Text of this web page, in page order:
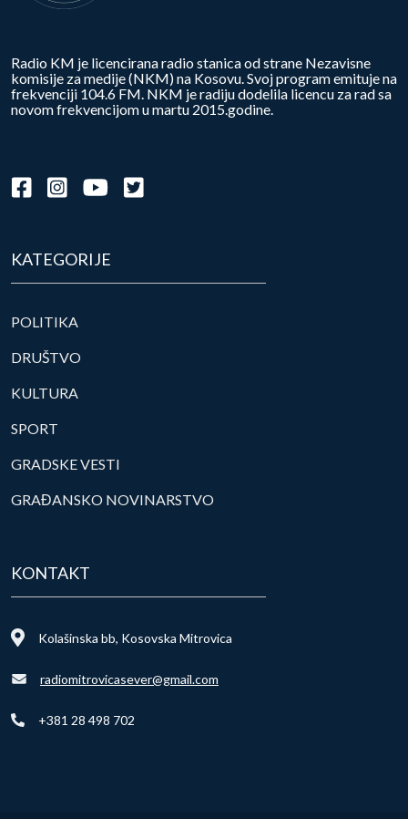
Radio KM je licencirana radio stanica od strane Nezavisne
komisije za medije (NKM) na Kosovu. Svoj program emituje na
frekvenciji 104.6 FM. NKM je radiju dodelila licencu za rad sa
novom frekvencijom u martu 2015.godine.
KATEGORIJE
POLITIKA
DRUŠTVO
KULTURA
SPORT
GRADSKE VESTI
GRAĐANSKO NOVINARSTVO
KONTAKT
Kolašinska bb, Kosovska Mitrovica
radiomitrovicasever@gmail.com
+381 28 498 702